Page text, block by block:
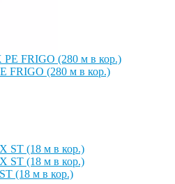
FRIGO (280 м в кор.)
(18 м в кор.)